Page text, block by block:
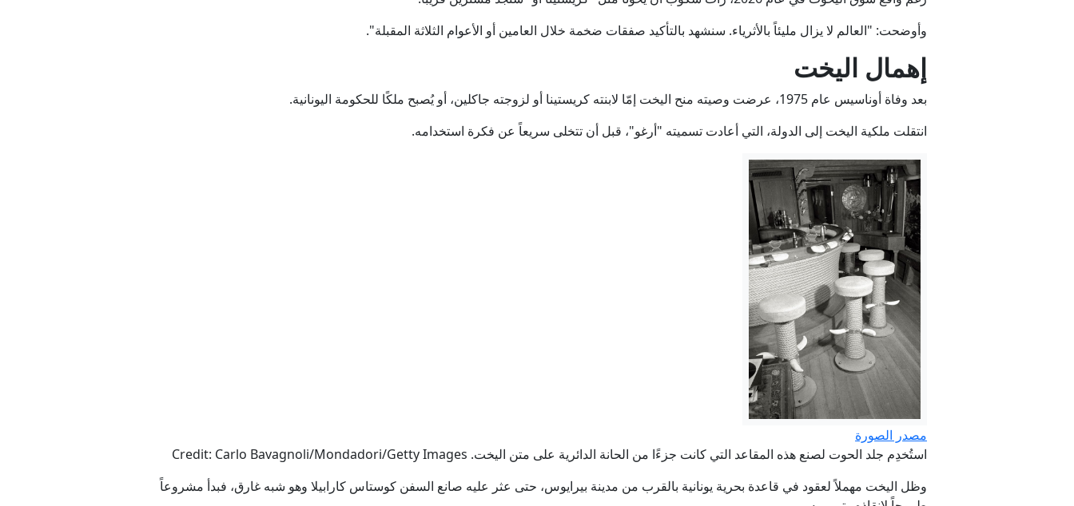
وأوضحت: "العالم لا يزال مليئاً بالأثرياء. سنشهد بالتأكيد صفقات ضخمة خلال العامين أو الأعوام الثلاثة المقبلة".
إهمال اليخت
بعد وفاة أوناسيس عام 1975، عرضت وصيته منح اليخت إمّا لابنته كريستينا أو لزوجته جاكلين، أو يُصبح ملكًا للحكومة اليونانية.
انتقلت ملكية اليخت إلى الدولة، التي أعادت تسميته "أرغو"، قبل أن تتخلى سريعاً عن فكرة استخدامه.
مصدر الصورة
استُخدِم جلد الحوت لصنع هذه المقاعد التي كانت جزءًا من الحانة الدائرية على متن اليخت. Credit: Carlo Bavagnoli/Mondadori/Getty Images
وظل اليخت مهملاً لعقود في قاعدة بحرية يونانية بالقرب من مدينة بيرايوس، حتى عثر عليه صانع السفن كوستاس كارابيلا وهو شبه غارق، فبدأ مشروعاً